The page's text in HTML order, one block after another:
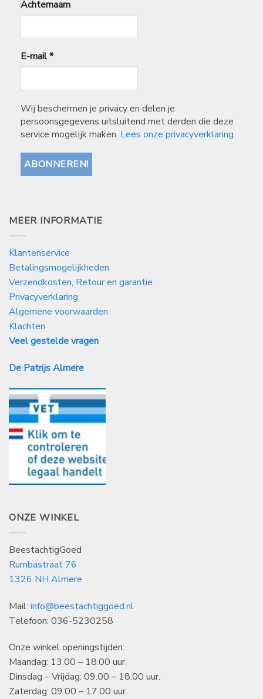
Achternaam
E-mail*
Wij beschermen je privacy en delen je
persoonsgegevens uitsluitend met derden die deze
service mogelijk maken. Lees onze privacyverklaring.
MEER INFORMATIE
Klantenservice
Betalingsmogelijkheden
Verzendkosten, Retour en garantie
Privacyverklaring
Algemene voorwaarden
Klachten
Veel gestelde vragen
De Patrijs Almere
ONZE WINKEL
BeestachtigGoed
Rumbastraat 76
1326 NH Almere
Mail: info@beestachtiggoed.nl
Telefoon: 036-5230258
Onze winkel openingstijden:
Maandag: 13.00 – 18.00 uur.
Dinsdag – Vrijdag: 09.00 – 18.00 uur.
Zaterdag: 09.00 – 17.00 uur.